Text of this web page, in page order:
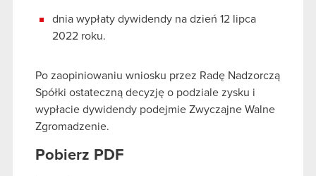
dnia wypłaty dywidendy na dzień 12 lipca
2022 roku.
Po zaopiniowaniu wniosku przez Radę Nadzorczą
Spółki ostateczną decyzję o podziale zysku i
wypłacie dywidendy podejmie Zwyczajne Walne
Zgromadzenie.
Pobierz PDF